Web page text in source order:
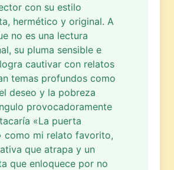
con su estilo
hermético y original. A
no es una lectura
su pluma sensible e
cautivar con relatos
temas profundos como
deseo y la pobreza
provocadoramente
«La puerta
como mi relato favorito,
que atrapa y un
que enloquece por no